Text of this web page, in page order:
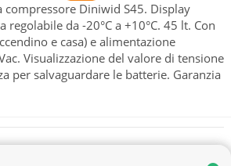
Diniwid S45. Display
regolabile da -20°C a +10°C. 45 lt. Con
e casa) e alimentazione
Visualizzazione del valore di tensione
per salvaguardare le batterie. Garanzia